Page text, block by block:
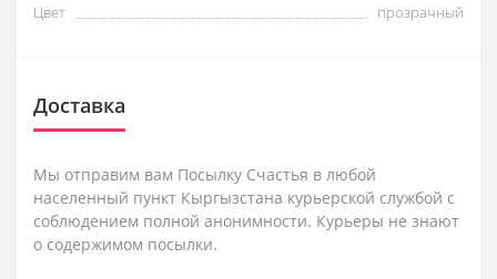
Цвет
прозрачный
Доставка
Мы отправим вам Посылку Счастья в любой
населенный пункт Кыргызстана курьерской службой с
соблюдением полной анонимности. Курьеры не знают
о содержимом посылки.